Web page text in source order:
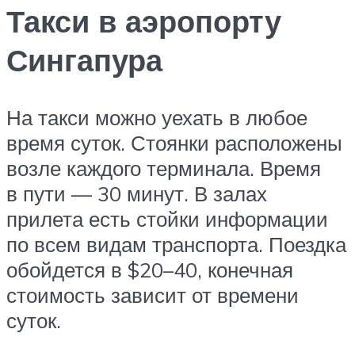
Такси в аэропорту
Сингапура
На такси можно уехать в любое
время суток. Стоянки расположены
возле каждого терминала. Время
в пути — 30 минут. В залах
прилета есть стойки информации
по всем видам транспорта. Поездка
обойдется в $20–40, конечная
стоимость зависит от времени
суток.